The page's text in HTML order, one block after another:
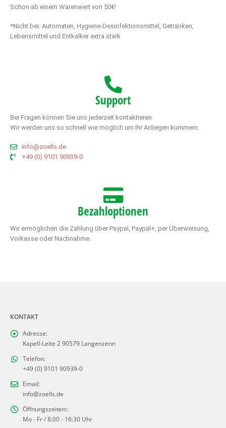
Schon ab einem Warenwert von 50€!
*Nicht bei: Automaten, Hygiene-Desinfektionsmittel, Getränken,
Lebensmittel und Entkalker extra stark
Support
Bei Fragen können Sie uns jederzeit kontaktieren.
Wir werden uns so schnell wie möglich um Ihr Anliegen kümmern.
info@zoells.de
+49 (0) 9101 90939-0
Bezahloptionen
Wir ermöglichen die Zahlung über Paypal, Paypal+, per Überweisung,
Vorkasse oder Nachnahme.
KONTAKT
Adresse:
Kapell-Leite 2 90579 Langenzenn
Telefon:
+49 (0) 9101 90939-0
Email:
info@zoells.de
Öffnungszeiten::
Mo - Fr / 8:00 - 16:30 Uhr